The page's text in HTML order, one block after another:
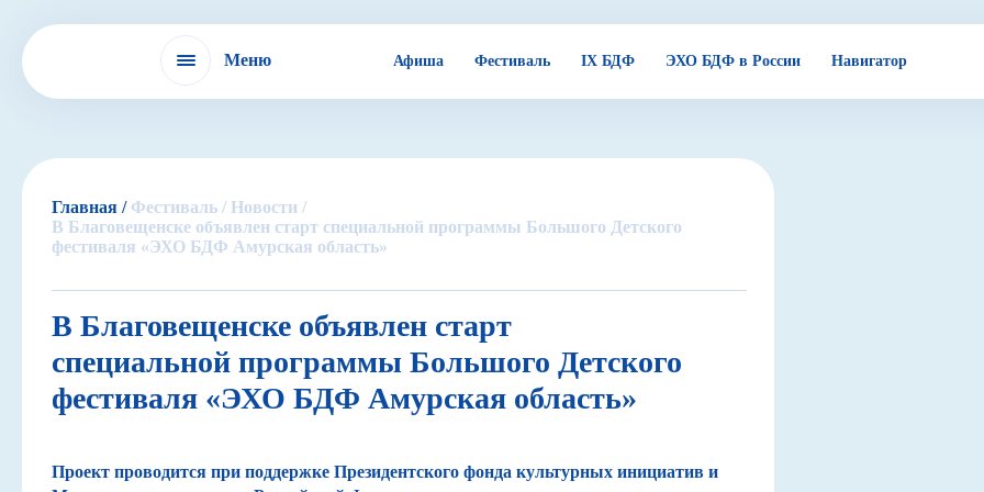
Фестиваль
IX БДФ
ЭХО БДФ в России
Меню Афиша Фестиваль IX БДФ ЭХО БДФ в России Навигатор
Главная / Фестиваль / Новости /
В Благовещенске объявлен старт специальной программы Большого Детского
фестиваля «ЭХО БДФ Амурская область»
В Благовещенске объявлен старт
специальной программы Большого Детского
фестиваля «ЭХО БДФ Амурская область»
Проект проводится при поддержке Президентского фонда культурных инициатив и